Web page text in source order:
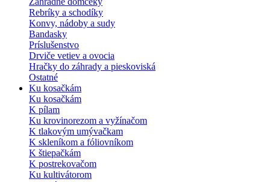
Rebríky a schodíky
Konvy, nádoby a sudy
Bandasky
Príslušenstvo
Drviče vetiev a ovocia
Hračky do záhrady a pieskoviská
Ostatné
Ku kosačkám
Ku kosačkám
K pílam
Ku krovinorezom a vyžínačom
K tlakovým umývačkam
K skleníkom a fóliovníkom
K štiepačkám
K postrekovačom
Ku kultivátorom